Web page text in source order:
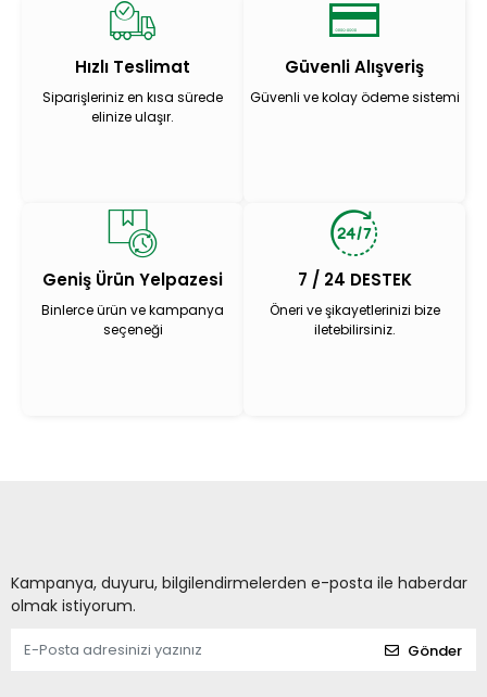
Hızlı Teslimat
Siparişleriniz en kısa sürede
elinize ulaşır.
Güvenli Alışveriş
Güvenli ve kolay ödeme sistemi
Geniş Ürün Yelpazesi
Binlerce ürün ve kampanya
seçeneği
7 / 24 DESTEK
Öneri ve şikayetlerinizi bize
iletebilirsiniz.
Kampanya, duyuru, bilgilendirmelerden e-posta ile haberdar
olmak istiyorum.
Gönder